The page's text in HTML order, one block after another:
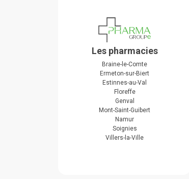
Les pharmacies
Braine-le-Comte
Ermeton-sur-Biert
Estinnes-au-Val
Floreffe
Genval
Mont-Saint-Guibert
Namur
Soignies
Villers-la-Ville